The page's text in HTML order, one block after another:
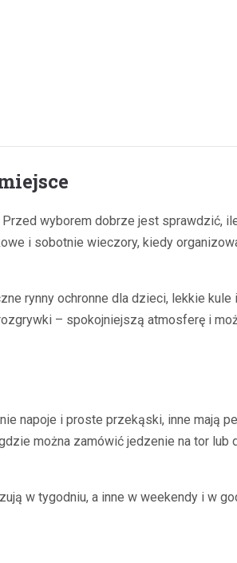
wyborem dobrze jest sprawdzić,
i sobotnie wieczory, kiedy
rynny ochronne dla dzieci, lekkie
– spokojniejszą atmosferę i
napoje i proste przekąski, inne mają
można zamówić jedzenie na tor lub
w tygodniu, a inne w weekendy i w